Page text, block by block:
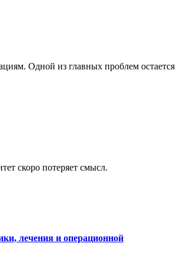
Одной из главных проблем остается
скоро потеряет смысл.
лечения и операционной